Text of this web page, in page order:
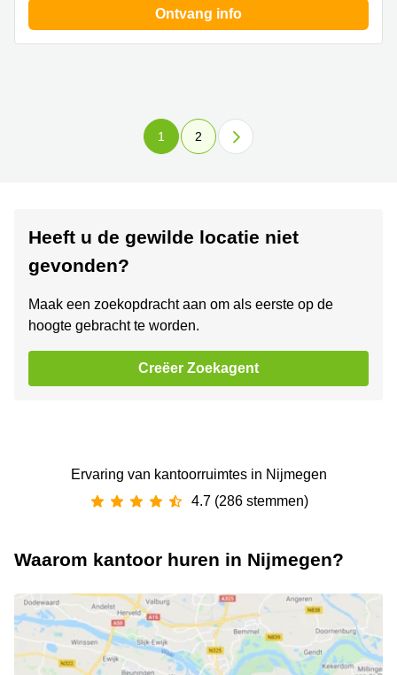
Ontvang info
1 2
Heeft u de gewilde locatie niet
gevonden?
Maak een zoekopdracht aan om als eerste op de
hoogte gebracht te worden.
Creëer Zoekagent
Ervaring van ‪kantoorruimtes‬ in Nijmegen
4.7 (286 stemmen)
Waarom kantoor huren in Nijmegen?